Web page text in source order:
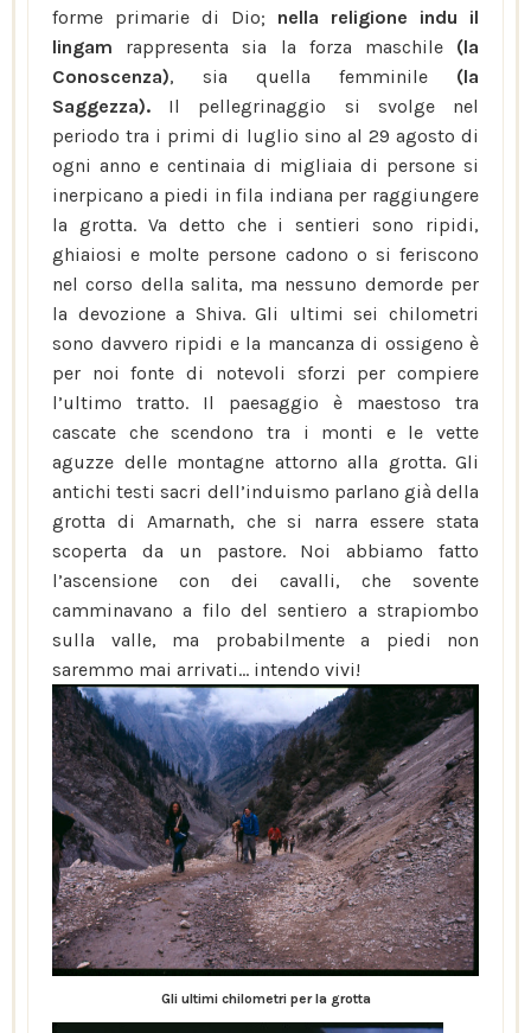
forme primarie di Dio; nella religione indu il
lingam rappresenta sia la forza maschile (la
Conoscenza), sia quella femminile (la
Saggezza). Il pellegrinaggio si svolge nel
periodo tra i primi di luglio sino al 29 agosto di
ogni anno e centinaia di migliaia di persone si
inerpicano a piedi in fila indiana per raggiungere
la grotta. Va detto che i sentieri sono ripidi,
ghiaiosi e molte persone cadono o si feriscono
nel corso della salita, ma nessuno demorde per
la devozione a Shiva. Gli ultimi sei chilometri
sono davvero ripidi e la mancanza di ossigeno è
per noi fonte di notevoli sforzi per compiere
l’ultimo tratto. Il paesaggio è maestoso tra
cascate che scendono tra i monti e le vette
aguzze delle montagne attorno alla grotta. Gli
antichi testi sacri dell’induismo parlano già della
grotta di Amarnath, che si narra essere stata
scoperta da un pastore. Noi abbiamo fatto
l’ascensione con dei cavalli, che sovente
camminavano a filo del sentiero a strapiombo
sulla valle, ma probabilmente a piedi non
saremmo mai arrivati… intendo vivi!
Gli ultimi chilometri per la grotta